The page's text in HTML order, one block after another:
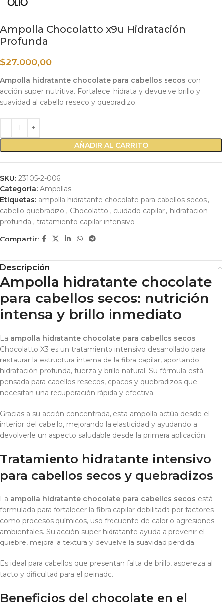
Ampolla Chocolatto x9u Hidratación
Profunda
$27.000,00
Ampolla hidratante chocolate para cabellos secos con
acción super nutritiva. Fortalece, hidrata y devuelve brillo y
suavidad al cabello reseco y quebradizo.
AÑADIR AL CARRITO
SKU: 23105-2-006
Categoría: Ampollas
Etiquetas: ampolla hidratante chocolate para cabellos secos,
cabello quebradizo , Chocolatto , cuidado capilar, hidratacion
profunda , tratamiento capilar intensivo
Compartir:
Descripción
Ampolla hidratante chocolate
para cabellos secos: nutrición
intensa y brillo inmediato
La ampolla hidratante chocolate para cabellos secos
Chocolatto X3 es un tratamiento intensivo desarrollado para
restaurar la estructura interna de la fibra capilar, aportando
hidratación profunda, fuerza y brillo natural. Su fórmula está
pensada para cabellos resecos, opacos y quebradizos que
necesitan una recuperación rápida y efectiva.
Gracias a su acción concentrada, esta ampolla actúa desde el
interior del cabello, mejorando la elasticidad y ayudando a
devolverle un aspecto saludable desde la primera aplicación.
Tratamiento hidratante intensivo
para cabellos secos y quebradizos
La ampolla hidratante chocolate para cabellos secos está
formulada para fortalecer la fibra capilar debilitada por factores
como procesos químicos, uso frecuente de calor o agresiones
ambientales. Su acción super hidratante ayuda a prevenir el
quiebre, mejora la textura y devuelve la suavidad perdida.
Es ideal para cabellos que presentan falta de brillo, aspereza al
tacto y dificultad para el peinado.
Beneficios del chocolate en el